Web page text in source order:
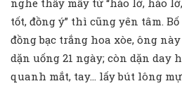
tốt, đồng ý” thì cũng yên tâm.
đồng bạc trắng hoa xòe, ông
dặn uống 21 ngày; còn dặn day
quanh mắt, tay… lấy bút lông